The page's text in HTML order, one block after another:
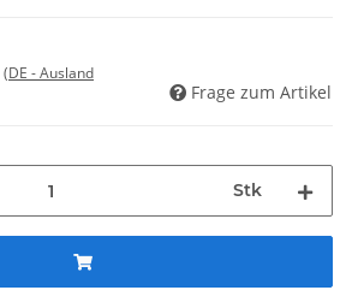
(DE - Ausland
Frage zum Artikel
Stk